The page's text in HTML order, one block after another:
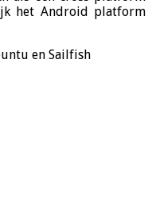
het Android platform
en Sailfish